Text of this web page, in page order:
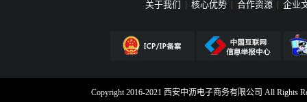
关于我们 | 核心优势 | 合作资源 | 企业
Copyright 2016-2021 西安中沥电子商务有限公司 All